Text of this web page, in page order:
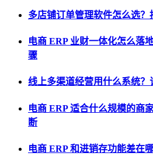
多店铺订单管理软件怎么选
电商 ERP 业财一体化怎么落
骤
线上多渠道经营用什么系统
电商 ERP 适合什么规模的商
断
电商 ERP 和进销存功能差在